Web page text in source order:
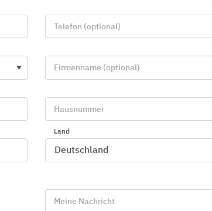
Ofensystem KINGFIRE
Telefon (optional)
Firmenname (optional)
Hausnummer
Land
Meine Nachricht